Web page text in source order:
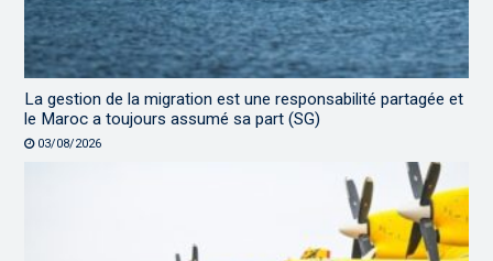
La gestion de la migration est une responsabilité partagée et
le Maroc a toujours assumé sa part (SG)
03/08/2026